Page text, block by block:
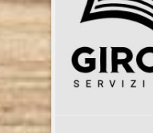
famiglia nei fine